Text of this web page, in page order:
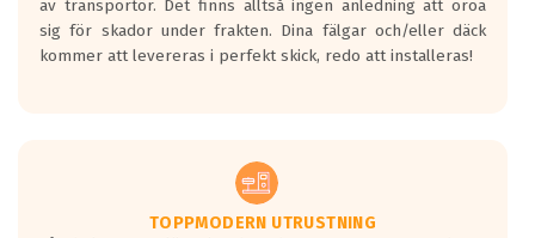
av transportör. Det finns alltså ingen anledning att oroa
sig för skador under frakten. Dina fälgar och/eller däck
kommer att levereras i perfekt skick, redo att installeras!
TOPPMODERN UTRUSTNING